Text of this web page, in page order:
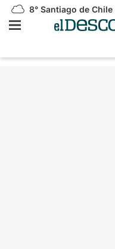
8° Santiago de Chile